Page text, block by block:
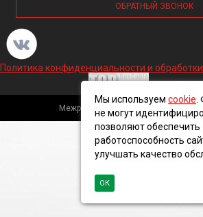
ОБРАТНЫЙ ЗВОНОК
Политика конфиденциальности и
Межрегиональная кабельная
Мы используем cookie
не могут
позволяют обеспечить
работоспособность
улучшать качество
ОК